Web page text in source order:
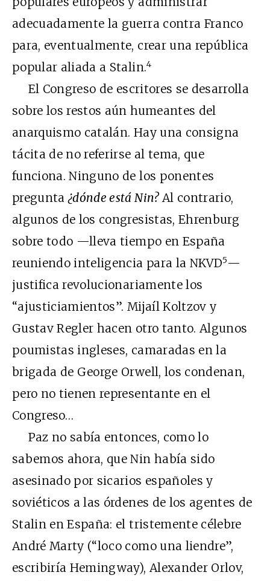
adecuadamente la guerra contra Franco
para, eventualmente, crear una república
popular aliada a Stalin.4
El Congreso de escritores se desarrolla
sobre los restos aún humeantes del
anarquismo catalán. Hay una consigna
tácita de no referirse al tema, que
funciona. Ninguno de los ponentes
pregunta¿dónde está Nin?Al contrario,
algunos de los congresistas, Ehrenburg
sobre todo —lleva tiempo en España
reuniendo inteligencia para la NKVD5—
justifica revolucionariamente los
“ajusticiamientos”. Mijaíl Koltzov y
Gustav Regler hacen otro tanto. Algunos
poumistas ingleses, camaradas en la
brigada de George Orwell, los condenan,
pero no tienen representante en el
Congreso…
Paz no sabía entonces, como lo
sabemos ahora, que Nin había sido
asesinado por sicarios españoles y
soviéticos a las órdenes de los agentes de
Stalin en España: el tristemente célebre
André Marty (“loco como una liendre”,
escribiría Hemingway), Alexander Orlov,